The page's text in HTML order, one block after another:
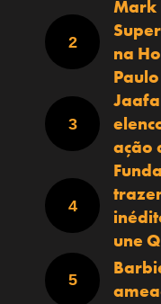
Mark
na
Paulo
ação
une